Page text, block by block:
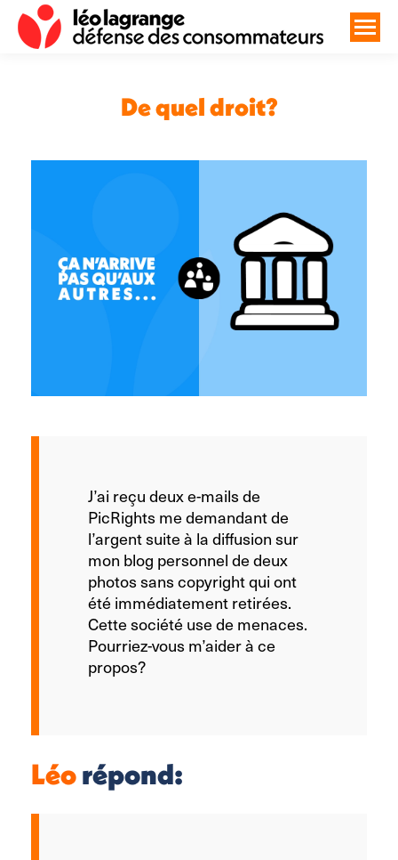
De quel droit?
J’ai reçu deux e-mails de
PicRights me demandant de
l’argent suite à la diffusion sur
mon blog personnel de deux
photos sans copyright qui ont
été immédiatement retirées.
Cette société use de menaces.
Pourriez-vous m’aider à ce
propos?
Léorépond: